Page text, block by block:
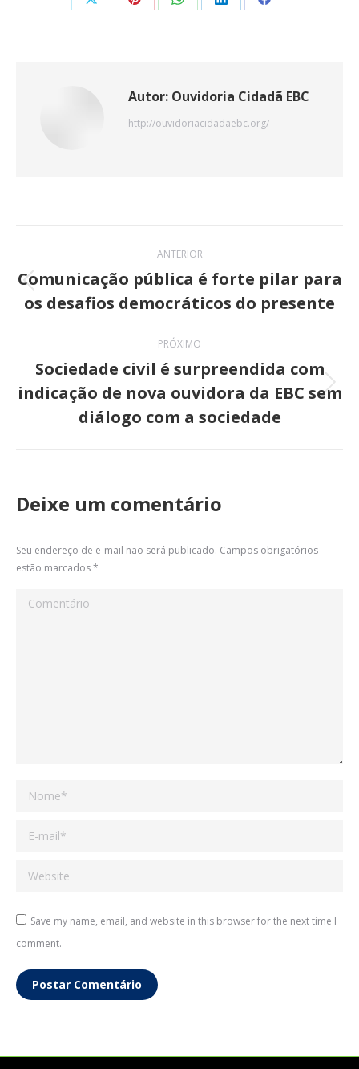
Share Share Share Share Share
Autor: Ouvidoria Cidadã EBC
http://ouvidoriacidadaebc.org/
Navegação
de
post:
ANTERIOR
Post
anterior:
Comunicação pública é forte pilar para
os desafios democráticos do presente
PRÓXIMO
Próximo
post:
Sociedade civil é surpreendida com
indicação de nova ouvidora da EBC sem
diálogo com a sociedade
Deixe um comentário
Seu endereço de e-mail não será publicado. Campos obrigatórios
estão marcados*
Comentário
Nome *
E-mail *
Website
Save my name, email, and website in this browser for the next time I
comment.
Postar Comentário